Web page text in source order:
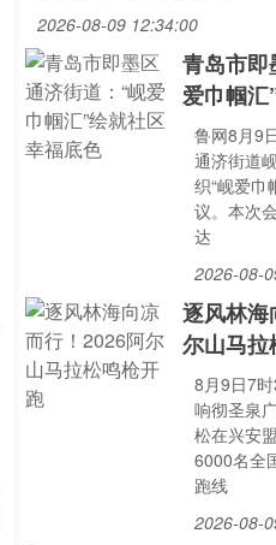
2026-08-09 12:34:00
青岛市即
爱巾帼汇
鲁网8月9
通济街道
织“岘爱巾
议。本次
达
2026-08-
逐风林海
尔山马拉
8月9日7
响彻圣泉
松在兴安
6000名全
跑线
2026-08-